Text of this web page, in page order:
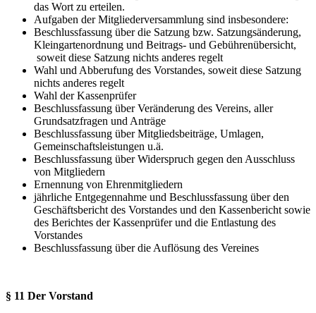
das Wort zu erteilen.
Aufgaben der Mitgliederversammlung sind insbesondere:
Beschlussfassung über die Satzung bzw. Satzungsänderung,
Kleingartenordnung und Beitrags- und Gebührenübersicht,
soweit diese Satzung nichts anderes regelt
Wahl und Abberufung des Vorstandes, soweit diese Satzung
nichts anderes regelt
Wahl der Kassenprüfer
Beschlussfassung über Veränderung des Vereins, aller
Grundsatzfragen und Anträge
Beschlussfassung über Mitgliedsbeiträge, Umlagen,
Gemeinschaftsleistungen u.ä.
Beschlussfassung über Widerspruch gegen den Ausschluss
von Mitgliedern
Ernennung von Ehrenmitgliedern
jährliche Entgegennahme und Beschlussfassung über den
Geschäftsbericht des Vorstandes und den Kassenbericht sowie
des Berichtes der Kassenprüfer und die Entlastung des
Vorstandes
Beschlussfassung über die Auflösung des Vereines
§ 11 Der Vorstand